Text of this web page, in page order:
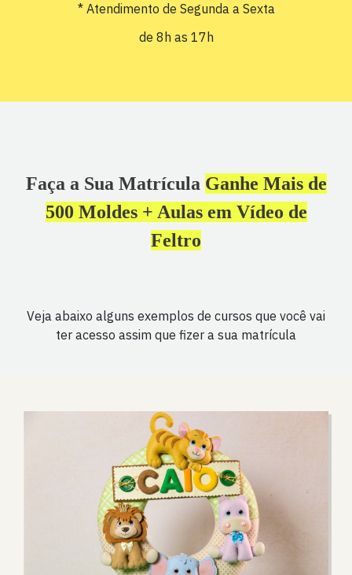
* Atendimento de Segunda a Sexta
de 8h as 17h
Faça a Sua Matrícula Ganhe Mais de
500 Moldes + Aulas em Vídeo de
Feltro
Veja abaixo alguns exemplos de cursos que você vai
ter acesso assim que fizer a sua matrícula